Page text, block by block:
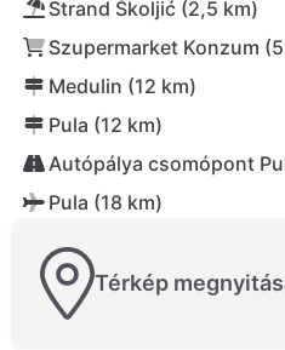
Strand Školjić (2,5 km)
Szupermarket Konzum
Medulin (12 km)
Pula (12 km)
Autópálya csomópont
Pula (18 km)
Térkép